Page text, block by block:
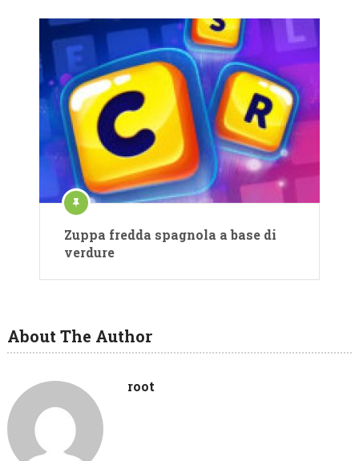
Zuppa fredda spagnola a base di
verdure
About The Author
root